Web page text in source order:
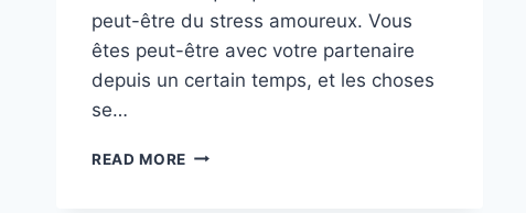
peut-être du stress amoureux. Vous
êtes peut-être avec votre partenaire
depuis un certain temps, et les choses
se…
READ MORE STRESS